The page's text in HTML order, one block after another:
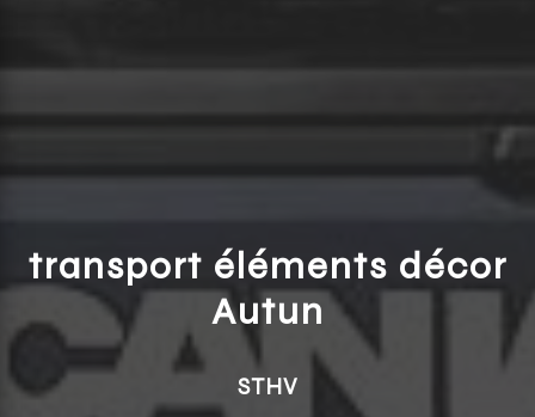
transport éléments décor
Autun
STHV